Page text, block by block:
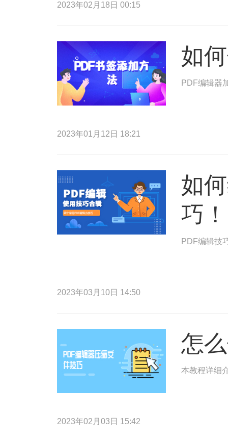
2023年02月18日 00:15
如
PDF编辑器
2023年01月12日 18:21
如
巧！
PDF编辑技
2023年03月10日 14:50
怎
本教程详细
2023年02月03日 15:42